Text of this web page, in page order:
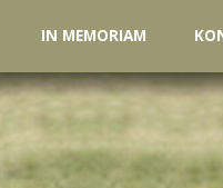
IN MEMORIAM